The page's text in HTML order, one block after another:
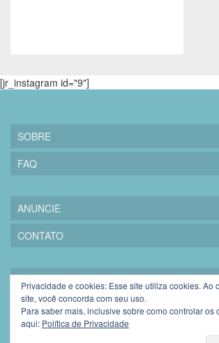
[jr_instagram id="9"]
SOBRE
FAQ
ANUNCIE
CONTATO
PRIVACIDADE
BLOGROLL
Privacidade e cookies: Esse site utiliza cookies. Ao
site, você concorda com seu uso.
Para saber mais, inclusive sobre como controlar os
aqui: Política de Privacidade